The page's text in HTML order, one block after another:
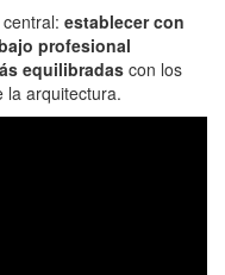
establecer con
profesional
equilibradas con los
la arquitectura.